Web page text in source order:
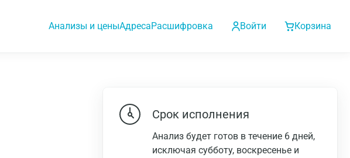
Анализы и ценыАдресаРасшифровка Войти Корзина
Срок исполнения
Анализ будет готов в течение 6 дней,
исключая субботу, воскресенье и